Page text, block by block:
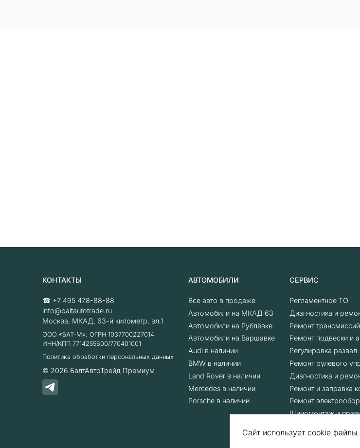
КОНТАКТЫ
☎ +7 495 478-88-88
info@baltautotrade.ru
Москва, МКАД, 63-й километр, вл.1
ООО «БАТ-М»: ОГРН 1037700227014
ИНН/КПП 7714255600/770401001
Политика обработки персональных данных
© 2026 БалтАвтоТрейд Премиум
АВТОМОБИЛИ
Все авто в продаже
Автомобили на МКАД 63
Автомобили на Рублёвке
Автомобили на Варшавке
Audi в наличии
BMW в наличии
Land Rover в наличии
Mercedes в наличии
Porsche в наличии
СЕРВИС
Регламентное ТО
Диагностика и
Ремонт
Ремонт подвески и
Регулировка
Ремонт рулевого
Диагностика и
Ремонт и заправка
Ремонт
Шиномонтаж и
Сайт использует cookie файлы.